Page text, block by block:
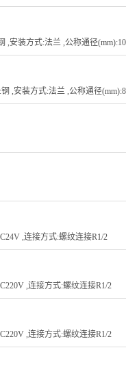
,安装方式:法兰 ,公称通径
,安装方式:法兰 ,公称通径
,连接方式:螺纹连接R1/2
,连接方式:螺纹连接R1/2
,连接方式:螺纹连接R1/2